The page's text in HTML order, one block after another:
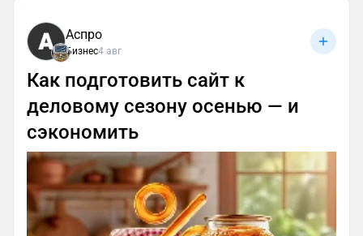
Аспро
Бизнес4 авг
Как подготовить сайт к
деловому сезону осенью — и
сэкономить